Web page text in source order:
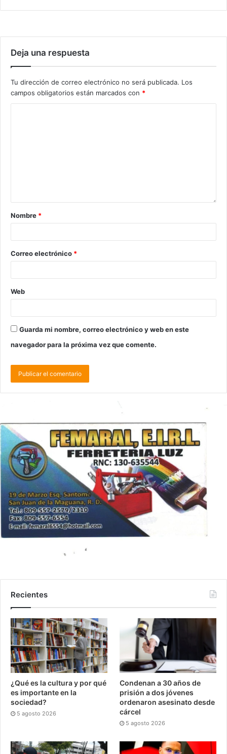
Deja una respuesta
Tu dirección de correo electrónico no será publicada. Los
campos obligatorios están marcados con *
Nombre *
Correo electrónico *
Web
Guarda mi nombre, correo electrónico y web en este
navegador para la próxima vez que comente.
Recientes
¿Qué es la cultura y por qué
es importante en la
sociedad?
5 agosto 2026
Condenan a 30 años de
prisión a dos jóvenes
ordenaron asesinato desde
cárcel
5 agosto 2026